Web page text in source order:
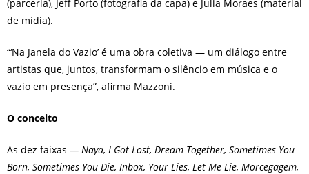
(parceria), Jeff Porto (fotografia da capa) e Julia Moraes (material
de mídia).
“‘Na Janela do Vazio’ é uma obra coletiva — um diálogo entre
artistas que, juntos, transformam o silêncio em música e o
vazio em presença”, afirma Mazzoni.
O conceito
As dez faixas — Naya, I Got Lost, Dream Together, Sometimes You
Born, Sometimes You Die, Inbox, Your Lies, Let Me Lie, Morcegagem,